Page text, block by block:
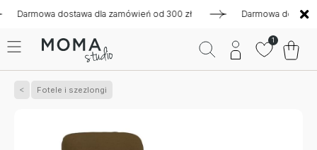
dostawa dla zamówień od 300 zł Darmowa dostawa dla
1
Fotele i szezlongi